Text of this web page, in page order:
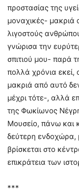
προστασίας της
μοναχικές- μακριά
λιγοστούς
γνώρισα την
σπιτιού μου- παρά
πολλά χρόνια εκεί,
μακριά από αυτό
μέχρι τότε-, αλλά
της Φωκίωνος
Μουσείο, πάνω και
δεύτερη ενδοχώρα,
βρίσκεται στο
επικράτεια των
***